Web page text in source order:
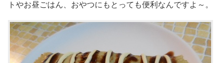
トやお昼ごはん、おやつにもとっても便利なんですよ～。